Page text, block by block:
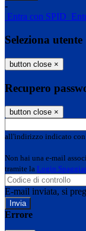
-
Entra con SPID
Seleziona utente
button close ×
Recupero
button close ×
all'indirizzo indicato con
Non hai una e-mail
tramite la Login
E-mail inviata, si
Errore